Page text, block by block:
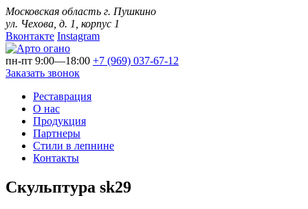
Московская область г. Пушкино
ул. Чехова, д. 1, корпус 1
Вконтакте Instagram
пн-пт 9:00—18:00 +7 (969) 037-67-12
Заказать звонок
Реставрация
О нас
Продукция
Партнеры
Стили в лепнине
Контакты
Скульптура sk29